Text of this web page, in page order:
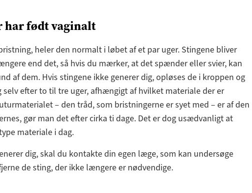
har født vaginalt
heler den normalt i løbet af et par uger. Stingene bliver
end det, så hvis du mærker, at det spænder eller svier, kan
af dem. Hvis stingene ikke generer dig, opløses de i kroppen og
selv efter to til tre uger, afhængigt af hvilket materiale der er
– den tråd, som bristningerne er syet med – er af den
gør man det efter cirka ti dage. Det er dog usædvanligt at
materiale i dag.
dig, skal du kontakte din egen læge, som kan undersøge
de sting, der ikke længere er nødvendige.